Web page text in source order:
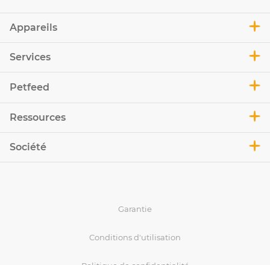
Appareils
Services
Petfeed
Ressources
Société
Garantie
Conditions d'utilisation